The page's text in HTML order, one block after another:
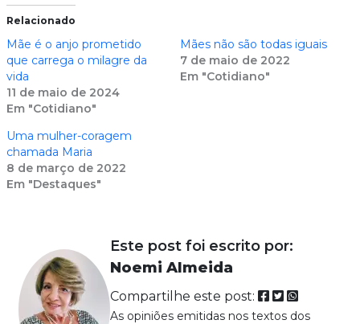
Relacionado
Mãe é o anjo prometido
que carrega o milagre da
vida
11 de maio de 2024
Em "Cotidiano"
Mães não são todas iguais
7 de maio de 2022
Em "Cotidiano"
Uma mulher-coragem
chamada Maria
8 de março de 2022
Em "Destaques"
Este post foi escrito por:
Noemi Almeida
Compartilhe este post:
As opiniões emitidas nos textos dos